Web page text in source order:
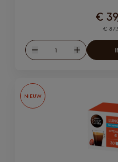
€
€
Verlagen
Hoeveelheid
Verhogen
NIEUW